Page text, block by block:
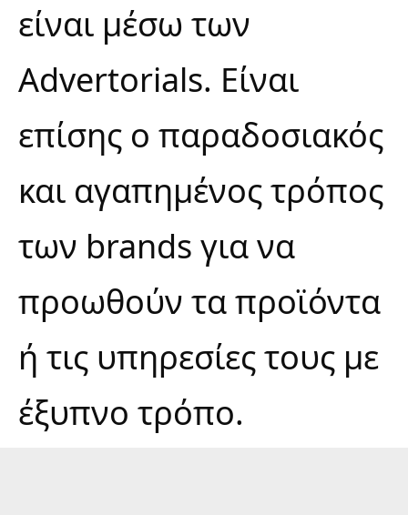
είναι μέσω των
Advertorials. Είναι
επίσης ο παραδοσιακός
και αγαπημένος τρόπος
των brands για να
προωθούν τα προϊόντα
ή τις υπηρεσίες τους με
έξυπνο τρόπο.